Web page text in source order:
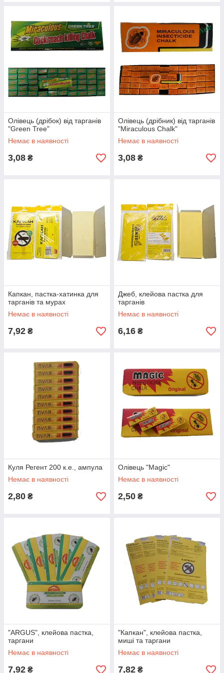
Олівець (дрібок) від тарганів
"Green Tree"
Немає в наявності
3,08 ₴
Олівець (дрібник) від тарганів
"Miraculous Chalk"
Немає в наявності
3,08 ₴
Капкан, пастка-хатинка для
тарганів та мурах
Немає в наявності
7,92 ₴
Джеб, клейова пастка для
тарганів
Немає в наявності
6,16 ₴
Куля Регент 200 к.е., ампула
Немає в наявності
2,80 ₴
Олівець "Magic"
Немає в наявності
2,50 ₴
"ARGUS", клейова пастка,
таргани
Немає в наявності
7,92 ₴
"Капкан", клейова пастка,
миші та таргани
Немає в наявності
7,82 ₴